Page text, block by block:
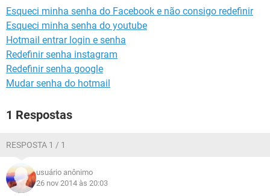
Esqueci minha senha do Facebook e não consigo redefinir
Esqueci minha senha do youtube
Hotmail entrar login e senha
Redefinir senha instagram
Redefinir senha google
Mudar senha do hotmail
1 Respostas
RESPOSTA 1 / 1
usuário anônimo
26 nov 2014 às 20:03